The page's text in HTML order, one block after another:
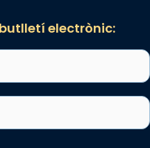
electrònic: